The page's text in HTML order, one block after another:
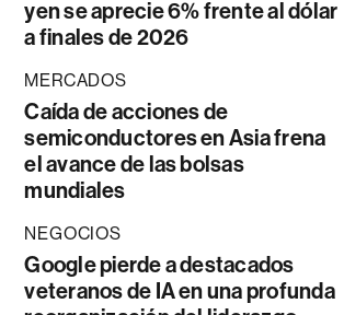
yen se aprecie 6% frente al dólar
a finales de 2026
MERCADOS
Caída de acciones de
semiconductores en Asia frena
el avance de las bolsas
mundiales
NEGOCIOS
Google pierde a destacados
veteranos de IA en una profunda